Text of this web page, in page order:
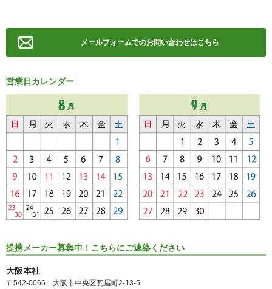
メールフォームでのお問い合わせはこちら
営業日カレンダー
提携メーカー募集中！こちらにご連絡ください
大阪本社
〒542-0066 大阪市中央区瓦屋町2-13-5